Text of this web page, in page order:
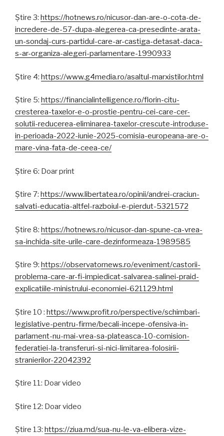
Știre 3: https://hotnews.ro/nicusor-dan-are-o-cota-de-
incredere-de-57-dupa-alegerea-ca-presedinte-arata-
un-sondaj-curs-partidul-care-ar-castiga-detasat-daca-
s-ar-organiza-alegeri-parlamentare-1990933
Știre 4: https://www.g4media.ro/asaltul-marxistilor.html
Știre 5: https://financialintelligence.ro/florin-citu-
cresterea-taxelor-e-o-prostie-pentru-cei-care-cer-
solutii-reducerea-eliminarea-taxelor-crescute-introduse-
in-perioada-2022-iunie-2025-comisia-europeana-are-o-
mare-vina-fata-de-ceea-ce/
Știre 6: Doar print
Știre 7: https://www.libertatea.ro/opinii/andrei-craciun-
salvati-educatia-altfel-razboiul-e-pierdut-5321572
Știre 8: https://hotnews.ro/nicusor-dan-spune-ca-vrea-
sa-inchida-site-urile-care-dezinformeaza-1989585
Știre 9: https://observatornews.ro/eveniment/castorii-
problema-care-ar-fi-impiedicat-salvarea-salinei-praid-
explicatiile-ministrului-economiei-621129.html
Știre 10 : https://www.profit.ro/perspective/schimbari-
legislative-pentru-firme/becali-incepe-ofensiva-in-
parlament-nu-mai-vrea-sa-plateasca-10-comision-
federatiei-la-transferuri-si-nici-limitarea-folosirii-
stranierilor-22042392
Știre 11: Doar video
Știre 12: Doar video
Știre 13: https://ziua.md/sua-nu-le-va-elibera-vize-